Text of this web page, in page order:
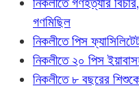
গণমিছিল
নিকলীতে পিস
নিকলীতে ২০ পিস
নিকলীতে ৮ বছরের